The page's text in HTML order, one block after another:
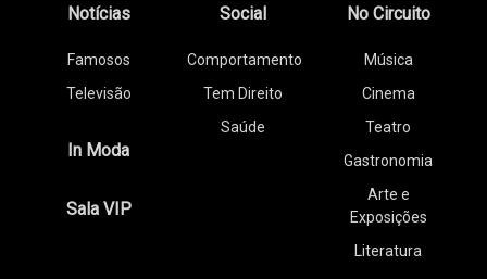
Notícias
Famosos
Televisão
In Moda
Sala VIP
Social
Comportamento
Tem Direito
Saúde
No Circuito
Música
Cinema
Teatro
Gastronomia
Arte e
Exposições
Literatura